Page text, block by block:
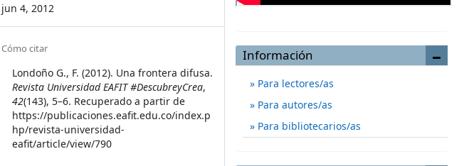
jun 4, 2012
Article
Details
Cómo citar
Londoño G., F. (2012). Una frontera difusa.
Revista Universidad EAFIT #DescubreyCrea,
42(143), 5–6. Recuperado a partir de
https://publicaciones.eafit.edu.co/index.p
hp/revista-universidad-
eafit/article/view/790
Información
Para lectores/as
Para autores/as
Para bibliotecarios/as